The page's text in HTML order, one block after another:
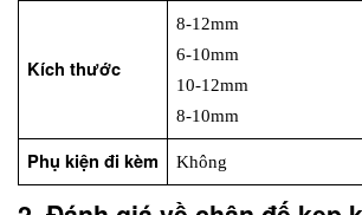
Kích thước
8-12mm
6-10mm
10-12mm
8-10mm
Phụ kiện đi kèm Không